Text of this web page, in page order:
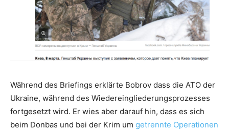
Während des Briefings erklärte Bobrov dass die ATO der
Ukraine, während des Wiedereingliederungsprozesses
fortgesetzt wird. Er wies aber darauf hin, dass es sich
beim Donbas und bei der Krim um getrennte Operationen